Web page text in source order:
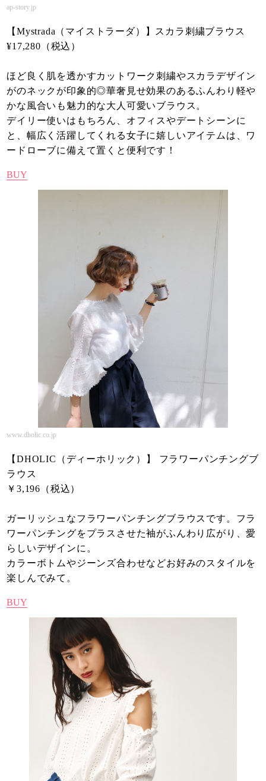
ap-story.jp
【Mystrada（マイストラーダ）】スカラ刺繍ブラウス
¥17,280（税込）
ほど良く肌を透かすカットワーク刺繍やスカラデザイン
がのネックが印象的◎華奢見せ効果のあるふんわり軽や
かな風合いも魅力的な大人可愛いブラウス。
デイリー使いはもちろん、オフィスやデートシーンに
と、幅広く活躍してくれる女子に嬉しいアイテムは、ワ
ードローブに備えて置くと便利です！
BUY
www.dholic.co.jp
【DHOLIC（ディーホリック）】 フラワーパンチングブ
ラウス
￥3,196（税込）
ガーリッシュなフラワーパンチングブラウスです。フラ
ワーパンチングをプラスさせた袖がふんわり広がり、愛
らしいデザインに。
カラーボトムやジーンズ合わせなどお好みのスタイルを
楽しんでみて。
BUY